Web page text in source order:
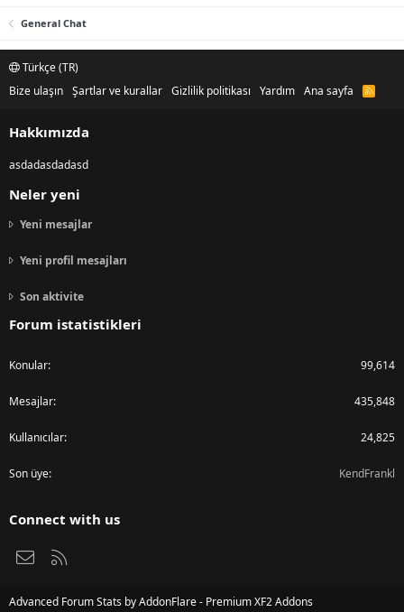
General Chat
Türkçe (TR)
Bize ulaşın Şartlar ve kurallar Gizlilik politikası Yardım Ana sayfa
R
S
Hakkımızda
asdadasdadasd
Neler yeni
Yeni mesajlar
Yeni profil mesajları
Son aktivite
Forum istatistikleri
Konular 99,614
Mesajlar 435,848
Kullanıcılar 24,825
Son üye KendFrankl
Connect with us
Bize ulaşın
Advanced Forum Stats byAddonFlare - Premium XF2 Addons